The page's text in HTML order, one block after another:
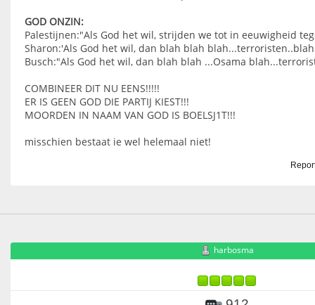
GOD ONZIN:
Palestijnen:"Als God het wil, strijden we tot in eeuwigheid
Sharon:'Als God het wil, dan blah blah
Busch:"Als God het wil, dan blah blah ...Osama
COMBINEER DIT NU EENS!!!!!
ER IS GEEN GOD DIE PARTIJ KIEST!!!
MOORDEN IN NAAM VAN GOD IS BOELSJ1T!!!
misschien bestaat ie wel helemaal niet!
harbosma